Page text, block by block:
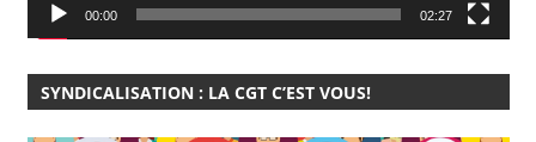
00:00 02:27
SYNDICALISATION : LA CGT C’EST VOUS!